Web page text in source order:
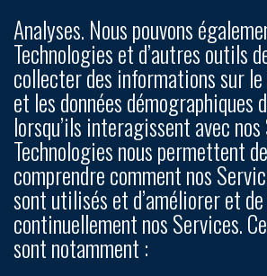
Analyses. Nous pouvons
Technologies et d’autres outils
collecter des informations sur
et les données démographiques
lorsqu’ils interagissent avec nos
Technologies nous permettent
comprendre comment nos
sont utilisés et d’améliorer et
continuellement nos Services.
sont notamment :